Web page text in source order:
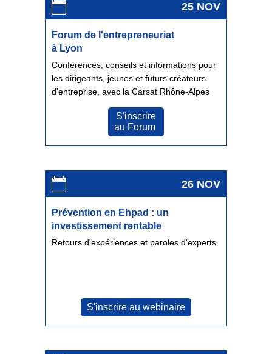
25 NOV
Forum de l'entrepreneuriat
à Lyon
Conférences, conseils et informations pour
les dirigeants, jeunes et futurs créateurs
d'entreprise, avec la Carsat Rhône-Alpes
S'inscrire
au Forum
26 NOV
Prévention en Ehpad : un
investissement rentable
Retours d'expériences et paroles d'experts.
S'inscrire au webinaire